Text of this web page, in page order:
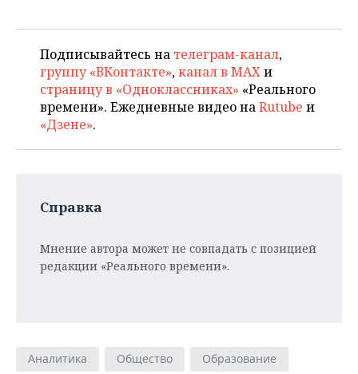
Подписывайтесь на телеграм-канал,
группу «ВКонтакте»,канал в MAXи
страницу в «Одноклассниках» «Реального
времени». Ежедневные видео наRutube и
«Дзене».
Справка
Мнение автора может не совпадать с позицией
редакции «Реального времени».
Аналитика Общество
Образование